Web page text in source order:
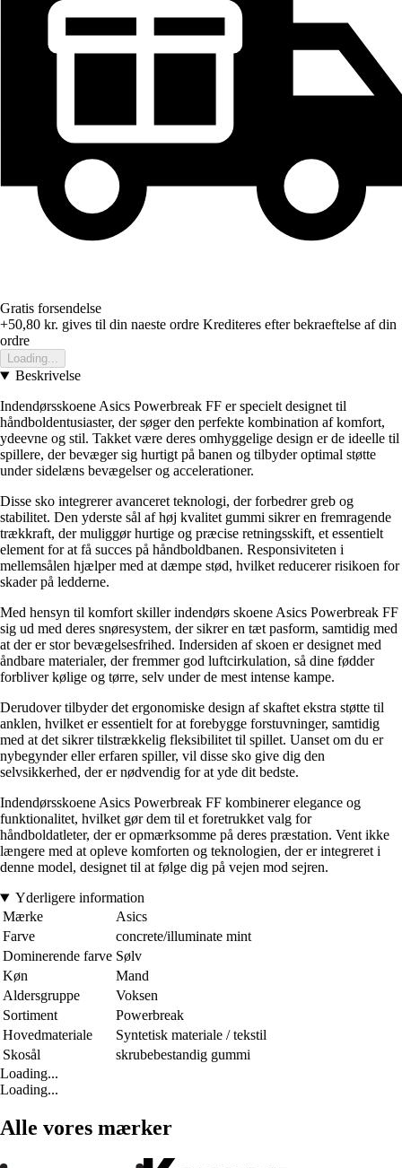
Gratis forsendelse
+50,80 kr. gives til din naeste ordre Krediteres efter bekraeftelse af din
ordre
Loading...
Beskrivelse
Indendørsskoene Asics Powerbreak FF er specielt designet til
håndboldentusiaster, der søger den perfekte kombination af komfort,
ydeevne og stil. Takket være deres omhyggelige design er de ideelle til
spillere, der bevæger sig hurtigt på banen og tilbyder optimal støtte
under sidelæns bevægelser og accelerationer.
Disse sko integrerer avanceret teknologi, der forbedrer greb og
stabilitet. Den yderste sål af høj kvalitet gummi sikrer en fremragende
trækkraft, der muliggør hurtige og præcise retningsskift, et essentielt
element for at få succes på håndboldbanen. Responsiviteten i
mellemsålen hjælper med at dæmpe stød, hvilket reducerer risikoen for
skader på ledderne.
Med hensyn til komfort skiller indendørs skoene Asics Powerbreak FF
sig ud med deres snøresystem, der sikrer en tæt pasform, samtidig med
at der er stor bevægelsesfrihed. Indersiden af ​​skoen er designet med
åndbare materialer, der fremmer god luftcirkulation, så dine fødder
forbliver kølige og tørre, selv under de mest intense kampe.
Derudover tilbyder det ergonomiske design af skaftet ekstra støtte til
anklen, hvilket er essentielt for at forebygge forstuvninger, samtidig
med at det sikrer tilstrækkelig fleksibilitet til spillet. Uanset om du er
nybegynder eller erfaren spiller, vil disse sko give dig den
selvsikkerhed, der er nødvendig for at yde dit bedste.
Indendørsskoene Asics Powerbreak FF kombinerer elegance og
funktionalitet, hvilket gør dem til et foretrukket valg for
håndboldatleter, der er opmærksomme på deres præstation. Vent ikke
længere med at opleve komforten og teknologien, der er integreret i
denne model, designet til at følge dig på vejen mod sejren.
Yderligere information
Mærke
Asics
Farve
concrete/illuminate mint
Dominerende farve Sølv
Køn
Mand
Aldersgruppe
Voksen
Sortiment
Powerbreak
Hovedmateriale
Syntetisk materiale / tekstil
Skosål
skrubebestandig gummi
Loading...
Loading...
Alle vores mærker